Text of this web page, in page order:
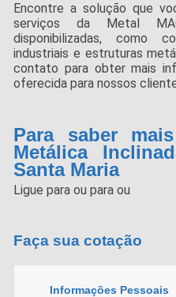
Encontre a solução que
serviços da Metal
disponibilizadas, como
industriais e estruturas
contato para obter mais
oferecida para nossos
Para saber
Metálica
Santa Maria
Ligue paraou paraou
Faça sua cotação
Informações Pessoais